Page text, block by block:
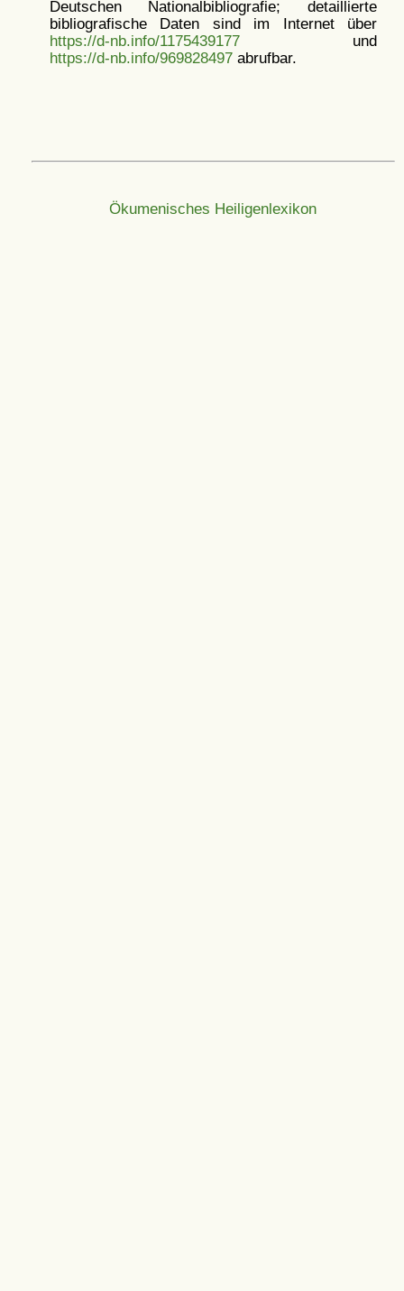
Deutschen Nationalbibliografie; detaillierte
bibliografische Daten sind im Internet über
https://d-nb.info/1175439177und
https://d-nb.info/969828497abrufbar.
Ökumenisches Heiligenlexikon